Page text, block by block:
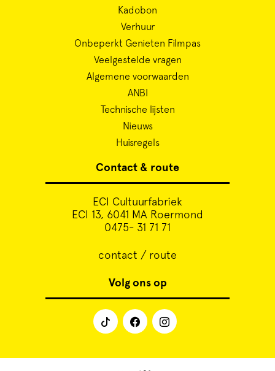
Kadobon
Verhuur
Onbeperkt Genieten Filmpas
Veelgestelde vragen
Algemene voorwaarden
ANBI
Technische lijsten
Nieuws
Huisregels
Contact & route
ECI Cultuurfabriek
ECI 13, 6041 MA Roermond
0475- 31 71 71
contact / route
Volg ons op